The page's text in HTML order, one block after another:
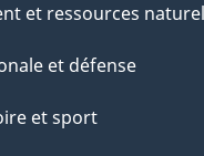
et ressources
et défense
et sport